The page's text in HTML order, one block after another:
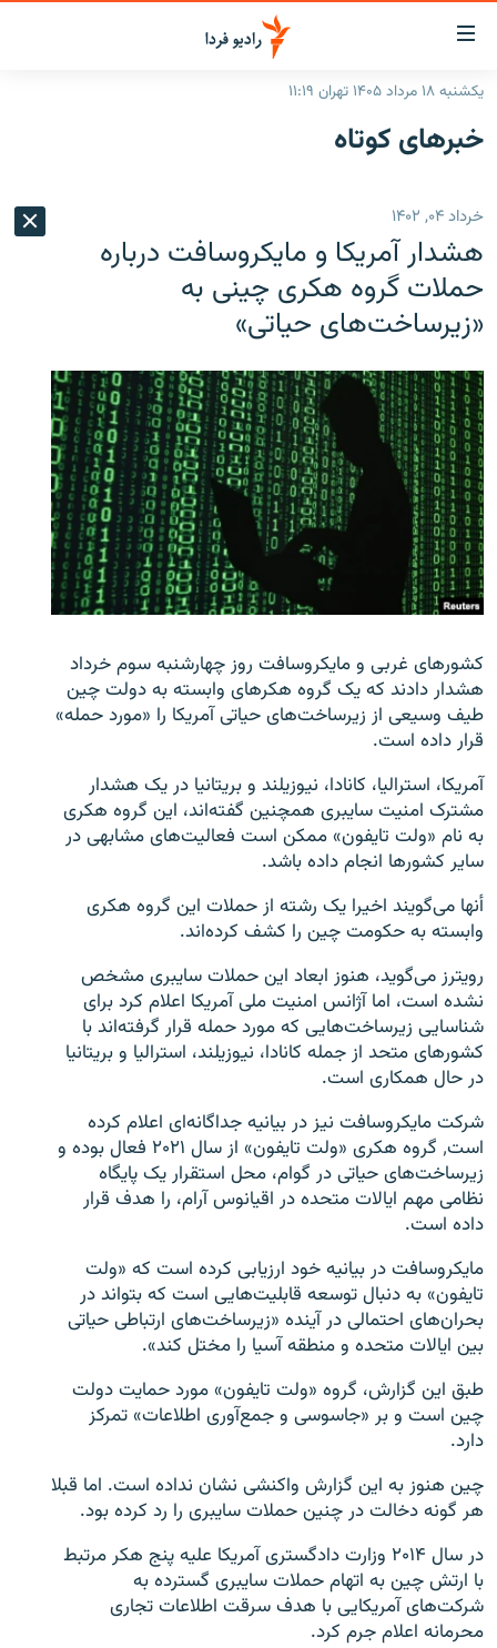
لینک‌های
قابلیت
دسترسی
بازگشت
اصلی
رفتن
صفحه
جستجو
ایران
رادیو
انتخاب کنید و بشنوید
برنامه‌های رادیویی
پادکست
چندرسانه‌ای
گزارش‌های ویدئویی
English
به ما بپیوندید
یکشنبه ۱۸ مرداد ۱۴۰۵ تهران ۱۱:۱۹
خبرهای کوتاه
خرداد ۰۴, ۱۴۰۲
هشدار آمریکا و مایکروسافت درباره
حملات گروه هکری چینی به
«زیرساخت‌های حیاتی»
کشورهای غربی و مایکروسافت روز چهارشنبه سوم خرداد
هشدار دادند که یک گروه هکرهای وابسته به دولت چین
طیف وسیعی از زیرساخت‌های حیاتی آمریکا را «مورد حمله»
قرار داده است.
آمریکا، استرالیا، کانادا، نیوزیلند و بریتانیا در یک هشدار
مشترک امنیت سایبری همچنین گفته‌اند، این گروه هکری
به نام «ولت تایفون» ممکن است فعالیت‌های مشابهی در
سایر کشورها انجام داده باشد.
أنها می‌گویند اخیرا یک رشته از حملات این گروه هکری
وابسته به حکومت چین را کشف کرده‌اند.
رویترز می‌گوید، هنوز ابعاد این حملات سایبری مشخص
نشده است، اما آژانس امنیت ملی آمریکا اعلام کرد برای
شناسایی زیرساخت‌هایی که مورد حمله قرار گرفته‌اند با
کشورهای متحد از جمله کانادا، نیوزیلند، استرالیا و بریتانیا
در حال همکاری است.
شرکت مایکروسافت نیز در بیانیه جداگانه‌ای اعلام کرده
است٬ گروه هکری «ولت تایفون» از سال ۲۰۲۱ فعال بوده و
زیرساخت‌های حیاتی در گوام، محل استقرار یک پایگاه
نظامی مهم ایالات متحده در اقیانوس آرام، را هدف قرار
داده است.
مایکروسافت در بیانیه خود ارزیابی کرده است که «ولت
تایفون» به دنبال توسعه قابلیت‌هایی است که بتواند در
بحران‌های احتمالی در آینده «زیرساخت‌های ارتباطی حیاتی
بین ایالات متحده و منطقه آسیا را مختل کند».
طبق این گزارش، گروه «ولت تایفون» مورد حمایت دولت
چین است و بر «جاسوسی و جمع‌آوری اطلاعات» تمرکز
دارد.
چین هنوز به این گزارش واکنشی نشان نداده است. اما قبلا
هر گونه دخالت در چنین حملات سایبری را رد کرده بود.
در سال ۲۰۱۴ وزارت دادگستری آمریکا علیه پنج هکر مرتبط
با ارتش چین به اتهام حملات سایبری گسترده به
شرکت‌های آمریکایی با هدف سرقت اطلاعات تجاری
محرمانه اعلام جرم کرد.